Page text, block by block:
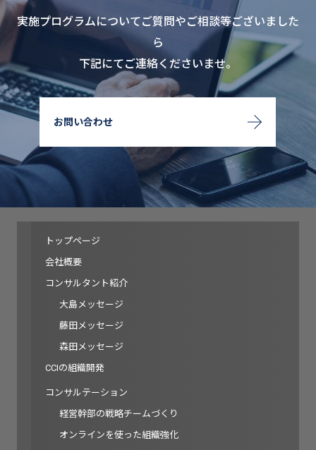
実施プログラムについてご質問やご相談等ございました
ら
下記にてご連絡くださいませ。
お問い合わせ
トップページ
会社概要
コンサルタント紹介
大島メッセージ
藤田メッセージ
森田メッセージ
CCIの組織開発
コンサルテーション
経営幹部の戦略チームづくり
オンラインを使った組織強化